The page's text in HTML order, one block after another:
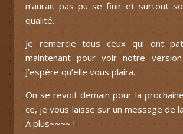
n’aurait pas pu se finir et surtout
qualité.
Je remercie tous ceux qui ont
maintenant pour voir notre
J’espère qu’elle vous plaira.
On se revoit demain pour la
ce, je vous laisse sur un message de
À plus~~~~ !